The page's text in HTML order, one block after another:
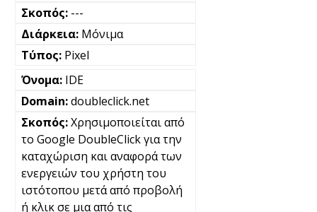
---
Μόνιμα
Pixel
IDE
doubleclick.net
Χρησιμοποιείται από
το Google DoubleClick για την
καταχώριση και αναφορά των
ενεργειών του χρήστη του
ιστότοπου μετά από προβολή
ή κλικ σε μια από τις